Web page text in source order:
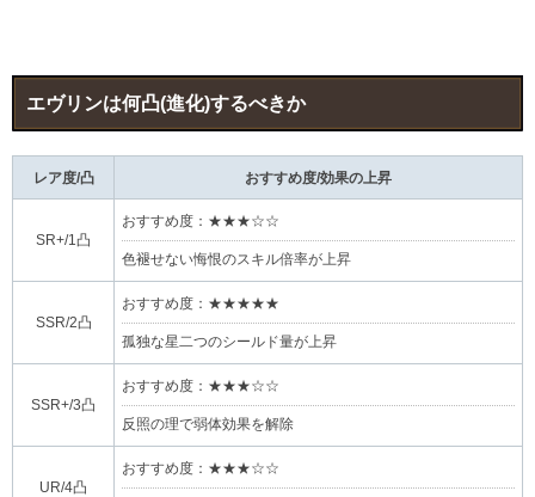
エヴリンは何凸(進化)するべきか
レア度/凸 おすすめ度/効果の上昇
SR+/1凸
おすすめ度：★★★☆☆
色褪せない悔恨のスキル倍率が上昇
SSR/2凸
おすすめ度：★★★★★
孤独な星二つのシールド量が上昇
SSR+/3凸
おすすめ度：★★★☆☆
反照の理で弱体効果を解除
UR/4凸
おすすめ度：★★★☆☆